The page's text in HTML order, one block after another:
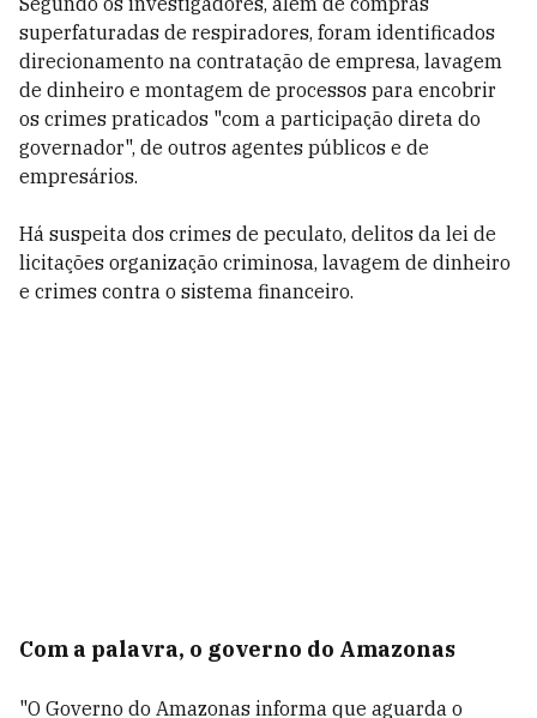
superfaturadas de respiradores, foram identificados
direcionamento na contratação de empresa, lavagem
de dinheiro e montagem de processos para encobrir
os crimes praticados "com a participação direta do
governador", de outros agentes públicos e de
empresários.
Há suspeita dos crimes de peculato, delitos da lei de
licitações organização criminosa, lavagem de dinheiro
e crimes contra o sistema financeiro.
Com a palavra, o governo do Amazonas
"O Governo do Amazonas informa que aguarda o